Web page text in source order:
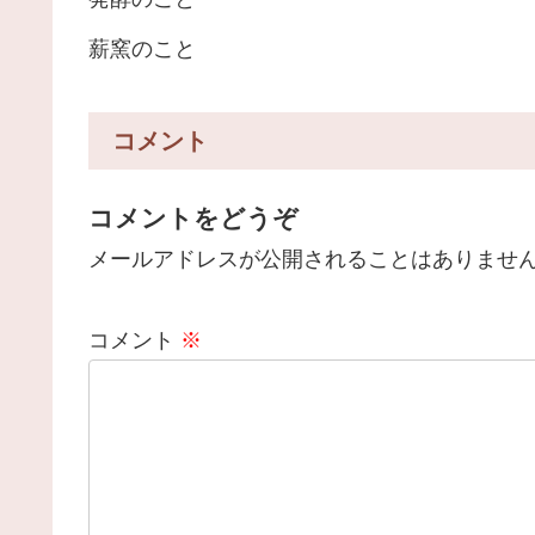
薪窯のこと
コメント
コメントをどうぞ
メールアドレスが公開されることはありませ
コメント ※